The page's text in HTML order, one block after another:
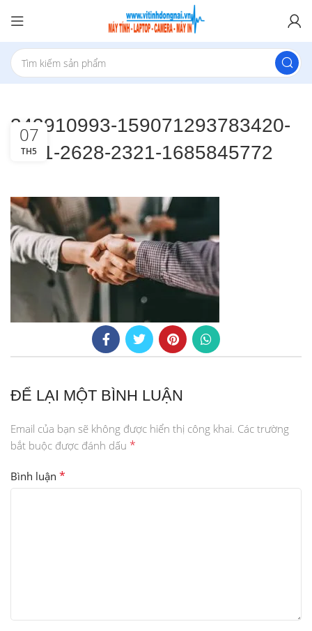
343910993-159071293783420-
7411-2628-2321-1685845772
07
TH5
ĐỂ LẠI MỘT BÌNH LUẬN
Email của bạn sẽ không được hiển thị công khai. Các trường
bắt buộc được đánh dấu *
Bình luận *